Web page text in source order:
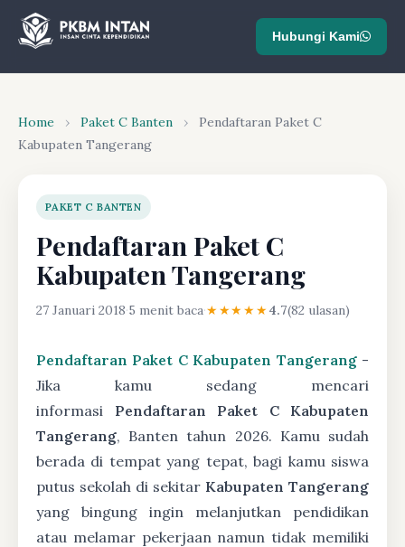
Hubungi Kami
Home › Paket C Banten ›
Pendaftaran Paket C
Kabupaten Tangerang
PAKET C BANTEN
Pendaftaran Paket C
Kabupaten Tangerang
27 Januari 2018·5 menit baca·★★★★★4.7(82 ulasan)
Pendaftaran Paket C Kabupaten Tangerang-
Jika kamu sedang mencari
informasi Pendaftaran Paket C Kabupaten
Tangerang, Banten tahun 2026. Kamu sudah
berada di tempat yang tepat, bagi kamu siswa
putus sekolah di sekitar Kabupaten Tangerang
yang bingung ingin melanjutkan pendidikan
atau melamar pekerjaan namun tidak memiliki